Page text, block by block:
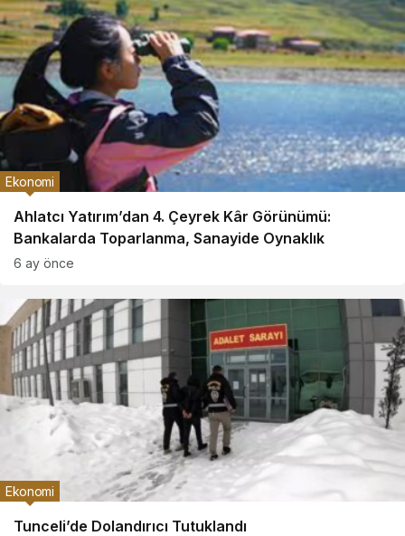
Ahlatcı Yatırım’dan 4. Çeyrek Kâr Görünümü:
Bankalarda Toparlanma, Sanayide Oynaklık
Ekonomi
6 ay önce
Tunceli’de Dolandırıcı Tutuklandı
Ekonomi